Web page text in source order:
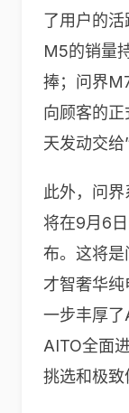
了用户的
M5的销量
捧；问界
向顾客的
天发动交给
此外，问
将在9月6
布。这将
才智奢华
一步丰厚
AITO全面
挑选和极致